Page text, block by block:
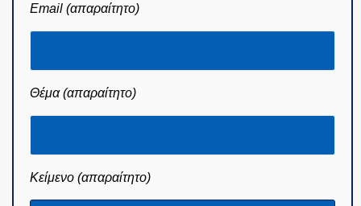
Email (απαραίτητο)
Θέμα (απαραίτητο)
Κείμενο (απαραίτητο)